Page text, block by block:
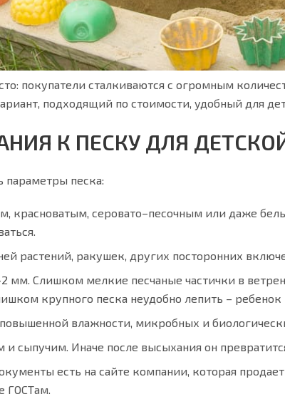
покупатели сталкиваются с огромным
подходящий по стоимости, удобный для
К ПЕСКУ ДЛЯ
параметры песка:
красноватым, серовато–песочным или даже
растений, ракушек, других посторонних
мм. Слишком мелкие песчаные частички в
крупного песка неудобно лепить – ребенок
влажности, микробных и
сыпучим. Иначе после высыхания он
есть на сайте компании, которая
ГОСТам.